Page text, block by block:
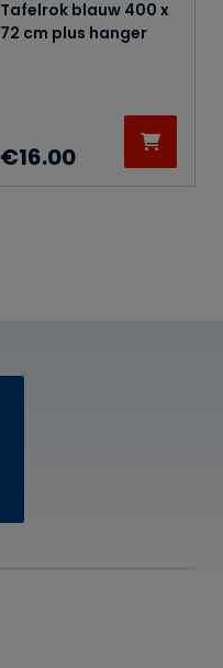
Tafelrok blauw 400 x
72 cm plus hanger
€16.00